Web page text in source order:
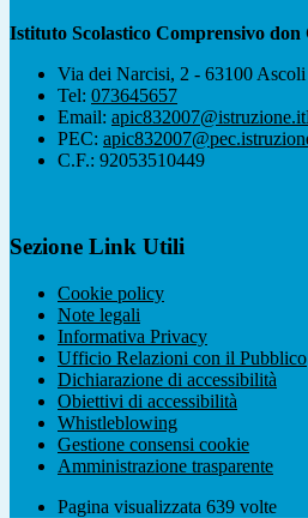
Istituto Scolastico Comprensivo
Via dei Narcisi, 2 - 63100
Tel: 073645657
Email: apic832007@istruzione.it
PEC:
C.F.: 92053510449
Sezione Link Utili
Cookie policy
Note legali
Informativa Privacy
Ufficio Relazioni con il Pubblico
Dichiarazione di accessibilità
Obiettivi di accessibilità
Whistleblowing
Gestione consensi cookie
Amministrazione trasparente
Pagina visualizzata 639 volte